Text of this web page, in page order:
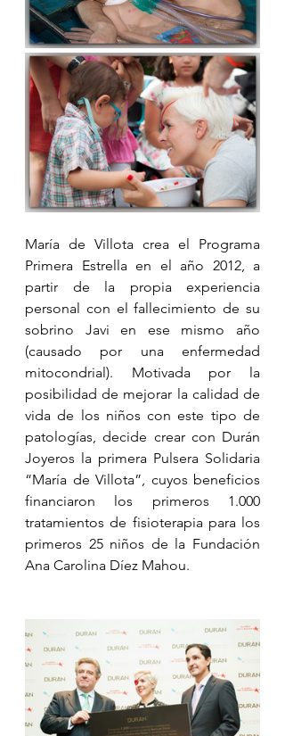
María de Villota crea el Programa
Primera Estrella en el año 2012, a
partir de la propia experiencia
personal con el fallecimiento de su
sobrino Javi en ese mismo año
(causado por una enfermedad
mitocondrial). Motivada por la
posibilidad de mejorar la calidad de
vida de los niños con este tipo de
patologías, decide crear con Durán
Joyeros la primera Pulsera Solidaria
“María de Villota”, cuyos beneficios
financiaron los primeros 1.000
tratamientos de fisioterapia para los
primeros 25 niños de la Fundación
Ana Carolina Díez Mahou.